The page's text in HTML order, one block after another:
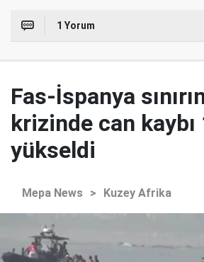
1 Yorum
Fas-İspanya
krizinde can kaybı
yükseldi
Mepa News > Kuzey Afrika